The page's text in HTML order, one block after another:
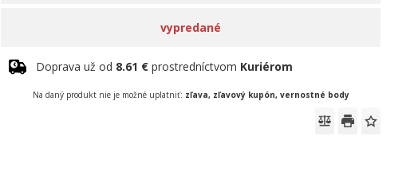
vypredané
Doprava už od 8.61 € prostredníctvom Kuriérom
Na daný produkt nie je možné uplatniť: zľava, zľavový kupón, vernostné body